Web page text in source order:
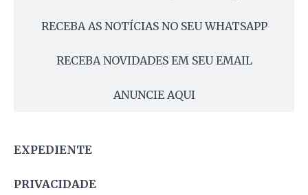
RECEBA AS NOTÍCIAS NO SEU WHATSAPP
RECEBA NOVIDADES EM SEU EMAIL
ANUNCIE AQUI
EXPEDIENTE
PRIVACIDADE